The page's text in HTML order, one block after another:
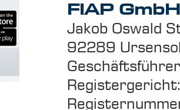
FIAP GmbH
Jakob Oswald
92289